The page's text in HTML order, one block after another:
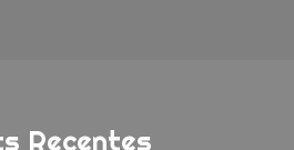
Recentes